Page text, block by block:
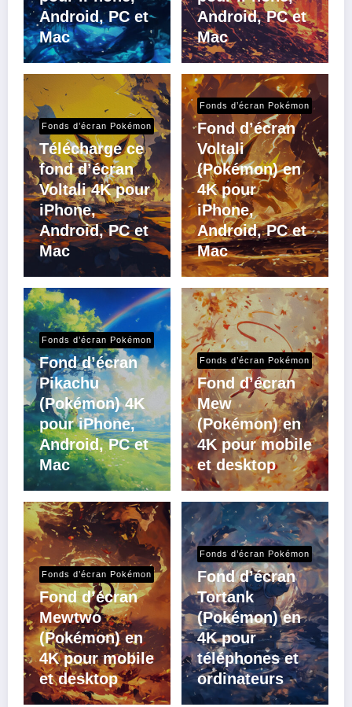
Android, PC et
Mac
Android, PC et
Mac
Fonds d’écran Pokémon
Télécharge ce
fond d’écran
Voltali 4K pour
iPhone,
Android, PC et
Mac
Fonds d’écran Pokémon
Fond d’écran
Voltali
(Pokémon) en
4K pour
iPhone,
Android, PC et
Mac
Fonds d’écran Pokémon
Fond d’écran
Pikachu
(Pokémon) 4K
pour iPhone,
Android, PC et
Mac
Fonds d’écran Pokémon
Fond d’écran
Mew
(Pokémon) en
4K pour mobile
et desktop
Fonds d’écran Pokémon
Fond d’écran
Mewtwo
(Pokémon) en
4K pour mobile
et desktop
Fonds d’écran Pokémon
Fond d’écran
Tortank
(Pokémon) en
4K pour
téléphones et
ordinateurs